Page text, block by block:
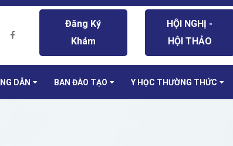
Đăng Ký
Khám
HỘI NGHỊ -
HỘI THẢO
DẪN BAN ĐÀO TẠO Y HỌC THƯỜNG THỨC